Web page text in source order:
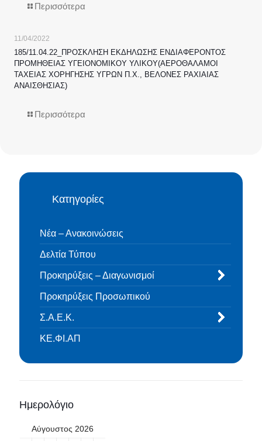
Περισσότερα
11/04/2022
185/11.04.22_ΠΡΟΣΚΛΗΣΗ ΕΚΔΗΛΩΣΗΣ ΕΝΔΙΑΦΕΡΟΝΤΟΣ
ΠΡΟΜΗΘΕΙΑΣ ΥΓΕΙΟΝΟΜΙΚΟΥ ΥΛΙΚΟΥ(ΑΕΡΟΘΑΛΑΜΟΙ
ΤΑΧΕΙΑΣ ΧΟΡΗΓΗΣΗΣ ΥΓΡΩΝ Π.Χ., ΒΕΛΟΝΕΣ ΡΑΧΙΑΙΑΣ
ΑΝΑΙΣΘΗΣΙΑΣ)
Περισσότερα
Κατηγορίες
Νέα – Ανακοινώσεις
Δελτία Τύπου
Προκηρύξεις – Διαγωνισμοί
Προκηρύξεις Προσωπικού
Σ.Α.Ε.Κ.
ΚΕ.ΦΙ.ΑΠ
Ημερολόγιο
Αύγουστος 2026